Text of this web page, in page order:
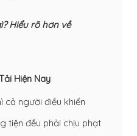
Hiểu rõ hơn về
Hiện Nay
cả người điều khiển
tiện đều phải chịu phạt